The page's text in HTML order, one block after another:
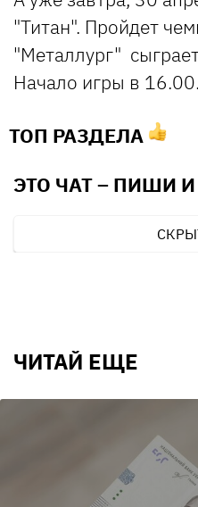
"Титан". Пройдет
"Металлург"
Начало игры в
ТОП РАЗДЕЛА
ЭТО ЧАТ – ПИШИ И
ЧИТАЙ ЕЩЕ